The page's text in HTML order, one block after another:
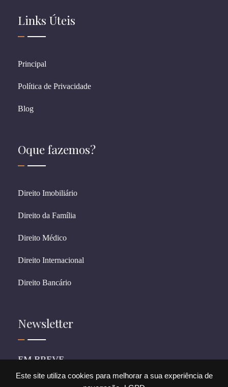
Este site utiliza cookies para melhorar a sua experiência de
Links Úteis
Principal
Política de Privacidade
Blog
Oque fazemos?
Direito Imobiliário
Direito da Família
Direito Médico
Direito Internacional
Direito Bancário
Newsletter
EM BREVE